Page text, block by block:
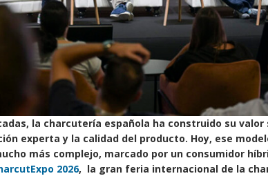
la charcutería española ha construido su valor
experta y la calidad del producto. Hoy, ese
más complejo, marcado por un consumidor
2026, la gran feria internacional de la